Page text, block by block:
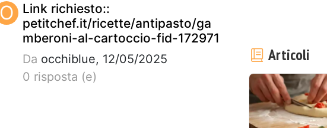
O
Link richiesto::
petitchef.it/ricette/antipasto/ga
mberoni-al-cartoccio-fid-172971
Da occhiblue, 12/05/2025
0 risposta (e)
Articoli